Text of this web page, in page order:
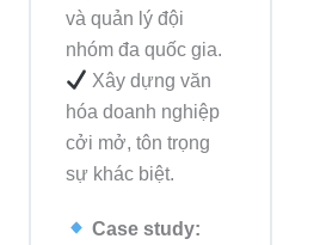
và quản lý đội
nhóm đa quốc gia.
Xây dựng văn
hóa doanh nghiệp
cởi mở, tôn trọng
sự khác biệt.
Case study: